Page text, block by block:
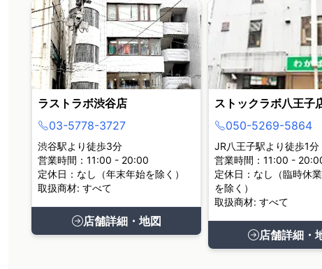
ラストラボ渋谷店
03-5778-3727
渋谷駅より徒歩3分
営業時間：11:00 - 20:00
定休日：なし（年末年始を除く）
取扱商材: すべて
店舗詳細・地図
ストックラボ八王子
050-5269-5864
JR八王子駅より徒歩1分
営業時間：11:00 -
定休日：なし（臨時休
を除く）
取扱商材: すべて
店舗詳細・